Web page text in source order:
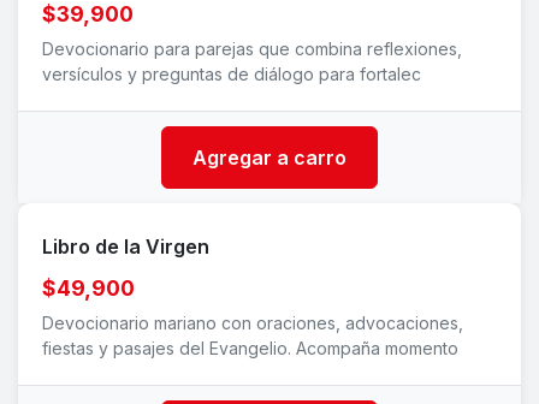
$39,900
Devocionario para parejas que combina reflexiones,
versículos y preguntas de diálogo para fortalec
Agregar a carro
Libro de la Virgen
$49,900
Devocionario mariano con oraciones, advocaciones,
fiestas y pasajes del Evangelio. Acompaña momento